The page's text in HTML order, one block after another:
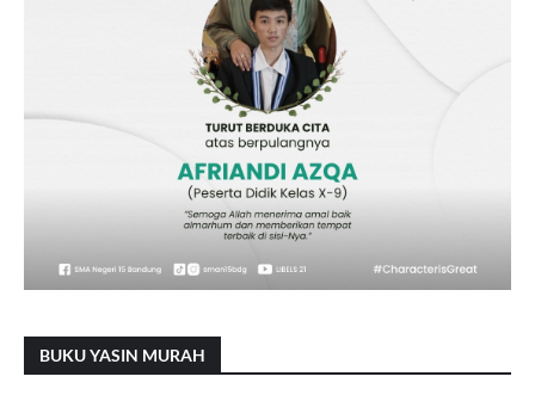
BUKU YASIN MURAH